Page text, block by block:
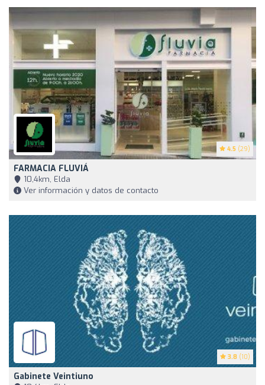
4.5 (29)
FARMACIA FLUVIÁ
10,4km, Elda
Ver información y datos de contacto
3.8 (10)
Gabinete Veintiuno